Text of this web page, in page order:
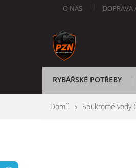
O NÁS DOPRAVA
RYBÁŘSKÉ POTŘEBY
Domů Soukromé vody